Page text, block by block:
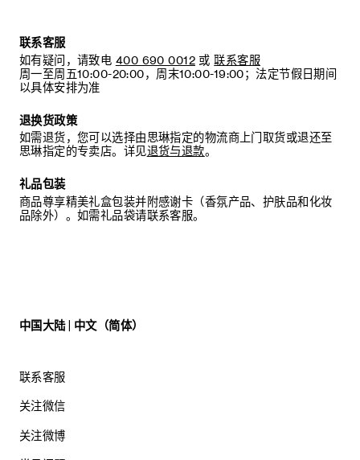
联系客服
如有疑问，请致电 400 690 0012 或 联系客服
周一至周五10:00-20:00，周末10:00-19:00；法定节假日期间
以具体安排为准
退换货政策
如需退货，您可以选择由思琳指定的物流商上门取货或退还至
思琳指定的专卖店。详见退货与退款。
礼品包装
商品尊享精美礼盒包装并附感谢卡（香氛产品、护肤品和化妆
品除外）。如需礼品袋请联系客服。
中国大陆 | 中文（简体）
联系客服
关注微信
关注微博